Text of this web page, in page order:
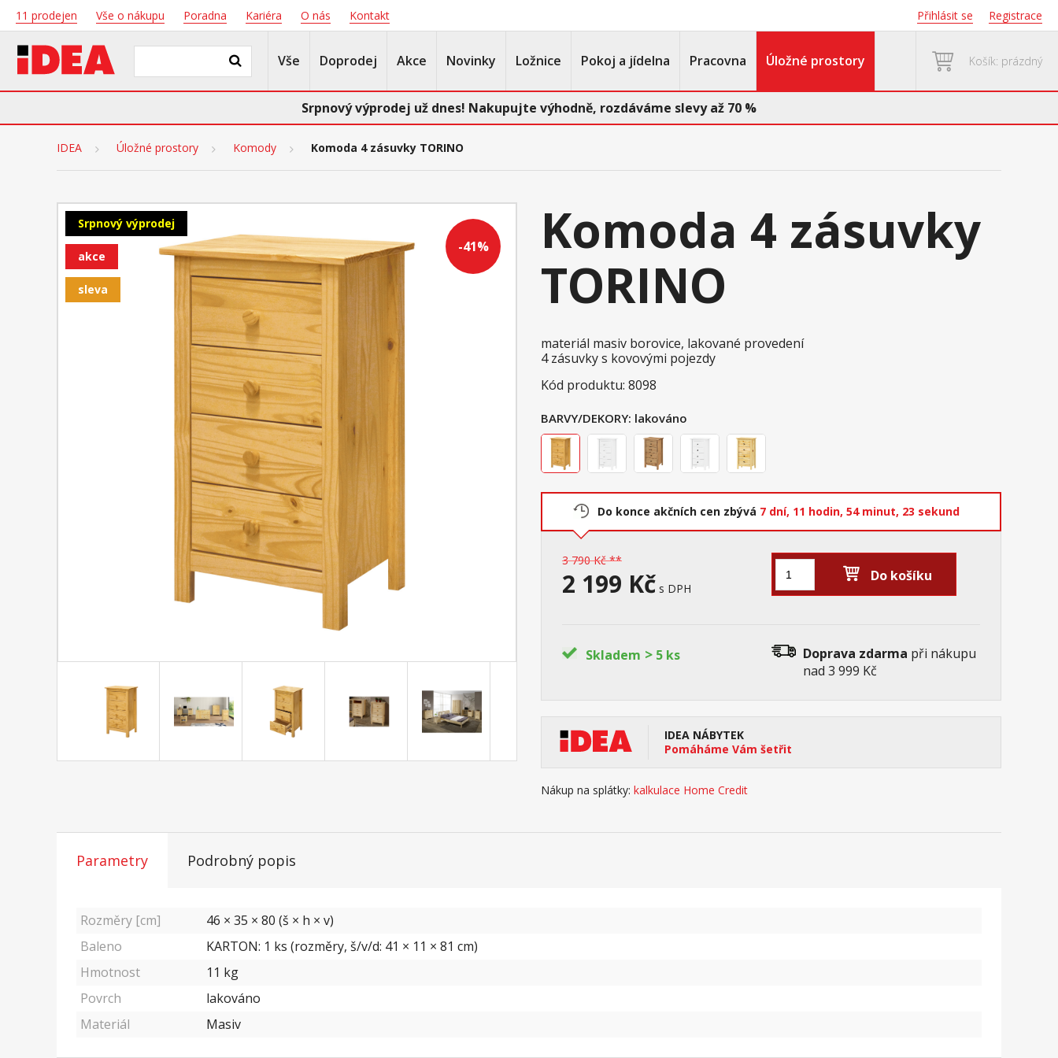
11 prodejen Vše o nákupu Poradna Kariéra O nás Kontakt Přihlásit se Registrace
Vše Doprodej Akce Novinky Ložnice Pokoj a jídelna Pracovna Úložné prostory Košík: prázdný
Srpnový výprodej už dnes! Nakupujte výhodně, rozdáváme slevy až 70 %
IDEA Úložné prostory Komody Komoda 4 zásuvky TORINO
-41%
Srpnový výprodej
akce
sleva
Komoda 4 zásuvky
TORINO
materiál masiv borovice, lakované provedení
4 zásuvky s kovovými pojezdy
Kód produktu: 8098
BARVY/DEKORY: lakováno
Do konce akčních cen zbývá 7 dní, 11 hodin, 54 minut, 22 sekund
3 790 Kč **
2 199 Kč s DPH
Do košíku
Skladem > 5 ks Doprava zdarma při nákupu
nad 3 999 Kč
IDEA NÁBYTEK
Pomáháme Vám šetřit
Nákup na splátky: kalkulace Home Credit
Parametry Podrobný popis
Rozměry [cm]
46 × 35 × 80 (š × h × v)
Baleno
KARTON: 1 ks (rozměry, š/v/d: 41 × 11 × 81 cm)
Hmotnost
11 kg
Povrch
lakováno
Materiál
Masiv